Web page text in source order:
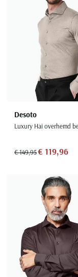
Desoto
€ 149,95€ 119,96